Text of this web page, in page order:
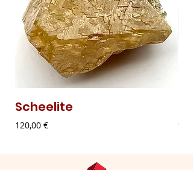
Scheelite
Preço
120,00 € 9,00